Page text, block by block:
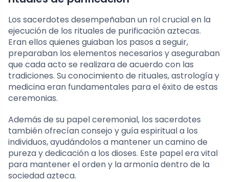
Los sacerdotes desempeñaban un rol crucial en la
ejecución de los rituales de purificación aztecas.
Eran ellos quienes guiaban los pasos a seguir,
preparaban los elementos necesarios y aseguraban
que cada acto se realizara de acuerdo con las
tradiciones. Su conocimiento de rituales, astrología y
medicina eran fundamentales para el éxito de estas
ceremonias.
Además de su papel ceremonial, los sacerdotes
también ofrecían consejo y guía espiritual a los
individuos, ayudándolos a mantener un camino de
pureza y dedicación a los dioses. Este papel era vital
para mantener el orden y la armonía dentro de la
sociedad azteca.